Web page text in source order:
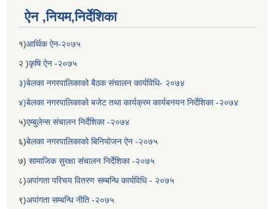
ऐन ,नियम,निर्देशिका
१)आर्थिक ऐन-२०७५
२ )कृषि ऐन -२०७५
३)बेलका नगरपालिकाको बैठक संचालन कार्यविधि- २०७४
४)बेलका नगरपालिकाको बजेट तथा कार्यक्रम कार्यबनयन निर्देशिका -२०७४
५)एम्बुलेन्स संचालन निर्देशिका -२०७४
६)बेलका नगरपालिकाको बिनियोजन ऐन -२०७५
७) सामाजिक सुरक्षा संचालन निर्देशिका -२०७५
८)अपांगता परिचय वितरण सम्बन्धि कार्यविधि - २०७५
९)अपांगता सम्बन्धि नीति -२०७५